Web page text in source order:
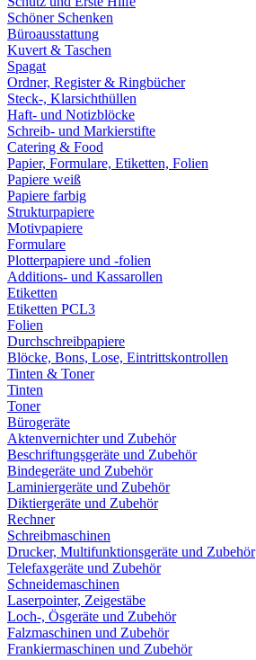
Schöner Schenken
Büroausstattung
Kuvert & Taschen
Spagat
Ordner, Register & Ringbücher
Steck-, Klarsichthüllen
Haft- und Notizblöcke
Schreib- und Markierstifte
Catering & Food
Papier, Formulare, Etiketten, Folien
Papiere weiß
Papiere farbig
Strukturpapiere
Motivpapiere
Formulare
Plotterpapiere und -folien
Additions- und Kassarollen
Etiketten
Etiketten PCL3
Folien
Durchschreibpapiere
Blöcke, Bons, Lose, Eintrittskontrollen
Tinten & Toner
Tinten
Toner
Bürogeräte
Aktenvernichter und Zubehör
Beschriftungsgeräte und Zubehör
Bindegeräte und Zubehör
Laminiergeräte und Zubehör
Diktiergeräte und Zubehör
Rechner
Schreibmaschinen
Drucker, Multifunktionsgeräte und Zubehör
Telefaxgeräte und Zubehör
Schneidemaschinen
Laserpointer, Zeigestäbe
Loch-, Ösgeräte und Zubehör
Falzmaschinen und Zubehör
Frankiermaschinen und Zubehör